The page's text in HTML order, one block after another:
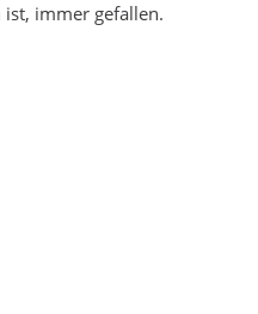
ist, immer gefallen.